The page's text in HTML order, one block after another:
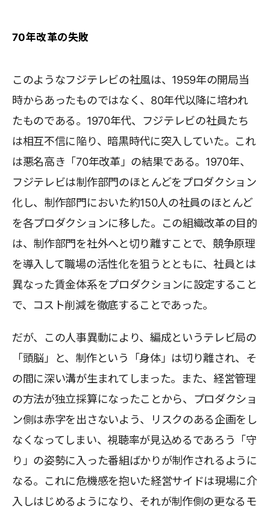
70年改革の失敗
このようなフジテレビの社風は、1959年の開局当
時からあったものではなく、80年代以降に培われ
たものである。1970年代、フジテレビの社員たち
は相互不信に陥り、暗黒時代に突入していた。これ
は悪名高き「70年改革」の結果である。1970年、
フジテレビは制作部門のほとんどをプロダクション
化し、制作部門においた約150人の社員のほとんど
を各プロダクションに移した。この組織改革の目的
は、制作部門を社外へと切り離すことで、競争原理
を導入して職場の活性化を狙うとともに、社員とは
異なった賃金体系をプロダクションに設定すること
で、コスト削減を徹底することであった。
だが、この人事異動により、編成というテレビ局の
「頭脳」と、制作という「身体」は切り離され、そ
の間に深い溝が生まれてしまった。また、経営管理
の方法が独立採算になったことから、プロダクショ
ン側は赤字を出さないよう、リスクのある企画をし
なくなってしまい、視聴率が見込めるであろう「守
り」の姿勢に入った番組ばかりが制作されるように
なる。これに危機感を抱いた経営サイドは現場に介
入しはじめるようになり、それが制作側の更なるモ